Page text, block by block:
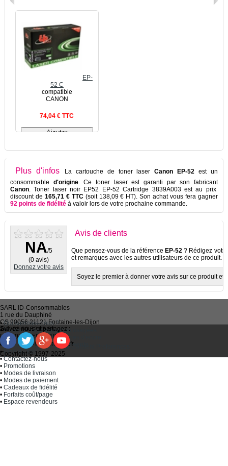
EP-
52 C
compatible
CANON
74,04 € TTC
Plus d'infos La cartouche de toner laserCanon EP-52 est un
consommable d'origine. Ce toner laser est garanti par son fabricant
Canon. Toner laser noir EP52 EP-52 Cartridge 3839A003 est au prix
discount de 165,71 € TTC(soit 138,09 € HT). Son achat vous fera gagner
92 points de fidélitéà valoir lors de votre prochaine commande.
Avis de clients
NA/5
(0 avis)
Donnez votre avis
Que pensez-vous de la référenceEP-52 ? Rédigez
et remarques avec les autres utilisateurs de ce produit.
Soyez le premier à donner votre avis sur ce produit et
SARL ID-Consommables
1 rue du Dauphiné
CS 90056 21121Fontaine-les-Dijon
Tel :03 80 52 63 64
Fax :03 80 58 81 10
Email : idc@imprimantes.fr
•Qui sommes-nous ?
•Recycler ses cartouches usagées
• Bien choisir ses cartouches d'encre
•
Conditions générales de vente
•Plan du site
•Contactez-nous
• Promotions
• Modes de livraison
• Modes de paiement
• Cadeaux de fidélité
• Forfaits coût/page
• Espace revendeurs
Suivez-nous et partagez :
Consent Preferences
Copyright © 1997-2025